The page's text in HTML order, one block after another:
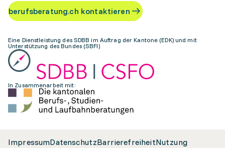
berufsberatung.ch kontaktieren
Eine Dienstleistung des SDBB im Auftrag der Kantone (EDK) und mit
Unterstützung des Bundes (SBFI)
In Zusammenarbeit mit:
ImpressumDatenschutzBarrierefreiheitNutzung